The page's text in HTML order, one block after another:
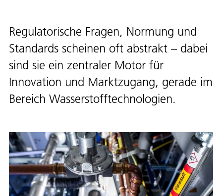
Regulatorische Fragen, Normung und
Standards scheinen oft abstrakt – dabei
sind sie ein zentraler Motor für
Innovation und Marktzugang, gerade im
Bereich Wasserstofftechnologien.